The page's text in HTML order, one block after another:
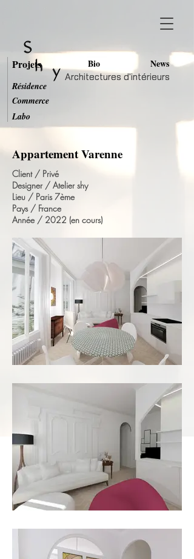
Architectures d'intérieurs
Architectures d'intérieurs
Projets Bio News
Résidence
Commerce
Labo
Appartement Varenne
Client / Privé
Designer / Atelier shy
Lieu / Paris 7ème
Pays / France
Année / 2022 (en cours)